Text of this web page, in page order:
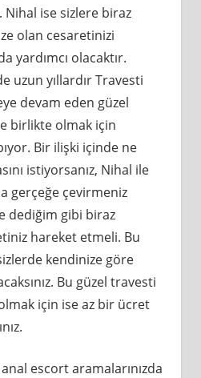
ise sizlere biraz
olan cesaretinizi
yardımcı olacaktır.
uzun yıllardır Travesti
devam eden güzel
birlikte olmak için
Bir ilişki içinde ne
istiyorsanız, Nihal ile
gerçeğe çevirmeniz
dediğim gibi biraz
hareket etmeli. Bu
kendinize göre
Bu güzel travesti
için ise az bir ücret
anal escort aramalarınızda